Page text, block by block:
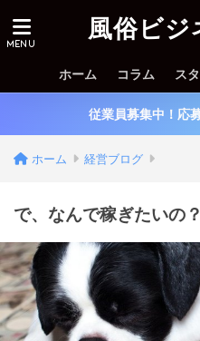
風俗ビ
ホーム コラム ス
従業員募集中！応
ホーム 経営ブログ
で、なんで稼ぎたいの？